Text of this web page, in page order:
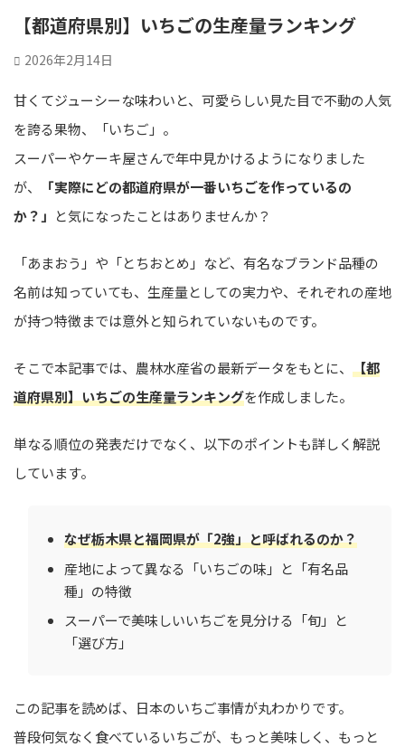
【都道府県別】いちごの生産量ランキング
2026年2月14日
甘くてジューシーな味わいと、可愛らしい見た目で不動の人気
を誇る果物、「いちご」。
スーパーやケーキ屋さんで年中見かけるようになりました
が、
「実際にどの都道府県が一番いちごを作っているの
か？」 と気になったことはありませんか？
「あまおう」や「とちおとめ」など、有名なブランド品種の
名前は知っていても、生産量としての実力や、それぞれの産地
が持つ特徴までは意外と知られていないものです。
そこで本記事では、農林水産省の最新データをもとに、 【都
道府県別】いちごの生産量ランキングを作成しました。
単なる順位の発表だけでなく、以下のポイントも詳しく解説
しています。
なぜ栃木県と福岡県が「2強」と呼ばれるのか？
産地によって異なる「いちごの味」と「有名品
種」の特徴
スーパーで美味しいいちごを見分ける「旬」と
「選び方」
この記事を読めば、日本のいちご事情が丸わかりです。
普段何気なく食べているいちごが、もっと美味しく、もっと